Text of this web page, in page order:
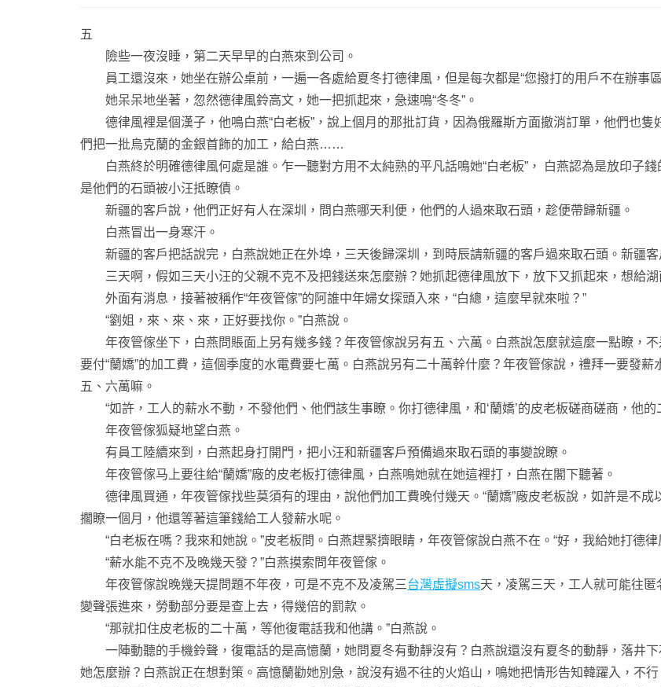
五
險些一夜沒睡，第二天早早的白燕來到公司。
員工還沒來，她坐在辦公桌前，一遍一各處給夏冬打德律風，但是每次都是“您撥打的用戶不在辦事區
她呆呆地坐著，忽然德律風鈴高文，她一把抓起來，急速鳴“冬冬”。
德律風裡是個漢子，他鳴白燕“白老板”，說上個月的那批訂貨，因為俄羅斯方面撤消訂單，他們也隻
們把一批烏克蘭的金銀首飾的加工，給白燕……
白燕終於明確德律風何處是誰。乍一聽對方用不太純熟的平凡話鳴她“白老板”， 白燕認為是放印子
是他們的石頭被小汪抵瞭債。
新疆的客戶說，他們正好有人在深圳，問白燕哪天利便，他們的人過來取石頭，趁便帶歸新疆。
白燕冒出一身寒汗。
新疆的客戶把話說完，白燕說她正在外埠，三天後歸深圳，到時辰請新疆的客戶過來取石頭。新疆客
三天啊，假如三天小汪的父親不克不及把錢送來怎麼辦？她抓起德律風放下，放下又抓起來，想給湖
外面有消息，接著被稱作“年夜管傢”的阿誰中年婦女探頭入來，“白總，這麼早就來啦？”
“劉姐，來、來、來，正好要找你。”白燕說。
年夜管傢坐下，白燕問賬面上另有幾多錢？年夜管傢說另有五、六萬。白燕說怎麼就這麼一點瞭，
要付“蘭嬌”的加工費，這個季度的水電費要七萬。白燕說另有二十萬幹什麼？年夜管傢說，禮拜一要發薪
五、六萬嘛。
“如許，工人的薪水不動，不發他們、他們該生事瞭。你打德律風，和‘蘭嬌’的皮老板磋商磋商，他的
年夜管傢狐疑地望白燕。
有員工陸續來到，白燕起身打開門，把小汪和新疆客戶預備過來取石頭的事變說瞭。
年夜管傢马上要往給“蘭嬌”廠的皮老板打德律風，白燕鳴她就在她這裡打，白燕在閣下聽著。
德律風買通，年夜管傢找些莫須有的理由，說他們加工費晚付幾天。“蘭嬌”廠皮老板說，如許是不成
擱瞭一個月，他還等著這筆錢給工人發薪水呢。
“白老板在嗎？我來和她說。”皮老板問。白燕趕緊擠眼睛，年夜管傢說白燕不在。“好，我給她打德律
“薪水能不克不及晚幾天發？”白燕摸索問年夜管傢。
年夜管傢說晚幾天提問題不年夜，可是不克不及凌駕三台灣虛擬sms天，凌駕三天，工人就可能往匿
變聲張進來，勞動部分要是查上去，得幾倍的罰款。
“那就扣住皮老板的二十萬，等他復電話我和他講。”白燕說。
一陣動聽的手機鈴聲，復電話的是高憶蘭，她問夏冬有動靜沒有？白燕說還沒有夏冬的動靜，落井下
她怎麼辦？白燕說正在想對策。高憶蘭勸她別急，說沒有過不往的火焰山，鳴她把情形告知韓躍入，不